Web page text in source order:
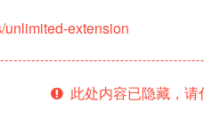
unlimited-extension
此处内容已隐藏，请